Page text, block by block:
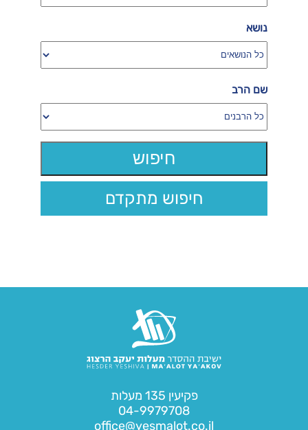
נושא
שם הרב
חיפוש מתקדם
פקיעין 135 מעלות
04-9979708
office@yesmalot.co.il